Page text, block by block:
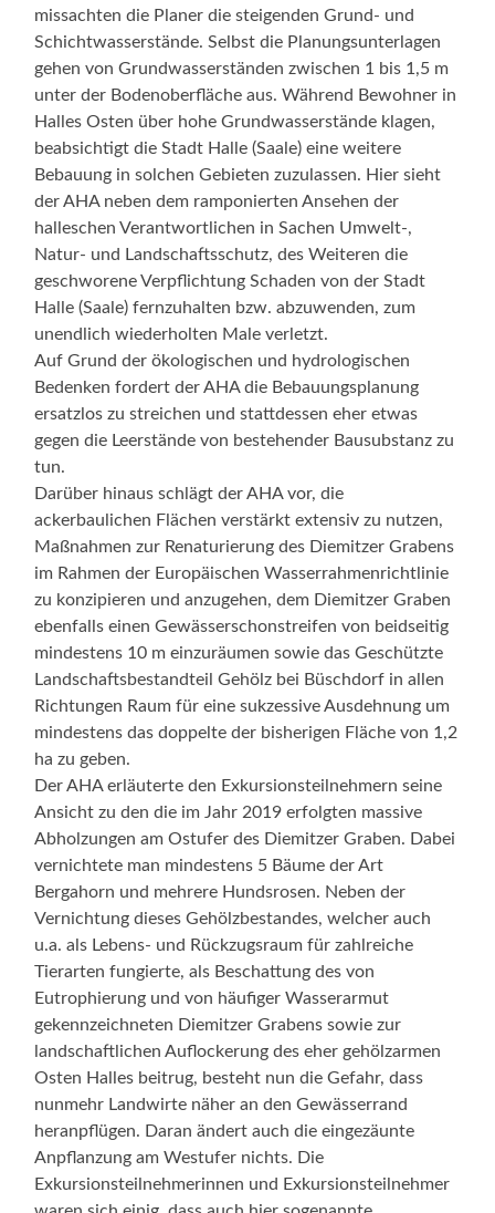
missachten die Planer die steigenden Grund- und
Schichtwasserstände. Selbst die Planungsunterlagen
gehen von Grundwasserständen zwischen 1 bis 1,5 m
unter der Bodenoberfläche aus. Während Bewohner in
Halles Osten über hohe Grundwasserstände klagen,
beabsichtigt die Stadt Halle (Saale) eine weitere
Bebauung in solchen Gebieten zuzulassen. Hier sieht
der AHA neben dem ramponierten Ansehen der
halleschen Verantwortlichen in Sachen Umwelt-,
Natur- und Landschaftsschutz, des Weiteren die
geschworene Verpflichtung Schaden von der Stadt
Halle (Saale) fernzuhalten bzw. abzuwenden, zum
unendlich wiederholten Male verletzt.
Auf Grund der ökologischen und hydrologischen
Bedenken fordert der AHA die Bebauungsplanung
ersatzlos zu streichen und stattdessen eher etwas
gegen die Leerstände von bestehender Bausubstanz zu
tun.
Darüber hinaus schlägt der AHA vor, die
ackerbaulichen Flächen verstärkt extensiv zu nutzen,
Maßnahmen zur Renaturierung des Diemitzer Grabens
im Rahmen der Europäischen Wasserrahmenrichtlinie
zu konzipieren und anzugehen, dem Diemitzer Graben
ebenfalls einen Gewässerschonstreifen von beidseitig
mindestens 10 m einzuräumen sowie das Geschützte
Landschaftsbestandteil Gehölz bei Büschdorf in allen
Richtungen Raum für eine sukzessive Ausdehnung um
mindestens das doppelte der bisherigen Fläche von 1,2
ha zu geben.
Der AHA erläuterte den Exkursionsteilnehmern seine
Ansicht zu den die im Jahr 2019 erfolgten massive
Abholzungen am Ostufer des Diemitzer Graben. Dabei
vernichtete man mindestens 5 Bäume der Art
Bergahorn und mehrere Hundsrosen. Neben der
Vernichtung dieses Gehölzbestandes, welcher auch
u.a. als Lebens- und Rückzugsraum für zahlreiche
Tierarten fungierte, als Beschattung des von
Eutrophierung und von häufiger Wasserarmut
gekennzeichneten Diemitzer Grabens sowie zur
landschaftlichen Auflockerung des eher gehölzarmen
Osten Halles beitrug, besteht nun die Gefahr, dass
nunmehr Landwirte näher an den Gewässerrand
heranpflügen. Daran ändert auch die eingezäunte
Anpflanzung am Westufer nichts. Die
Exkursionsteilnehmerinnen und Exkursionsteilnehmer